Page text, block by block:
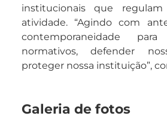
institucionais que
atividade. “Agindo com
contemporaneidade
normativos, defender
proteger nossa instituição”,
Galeria de fotos